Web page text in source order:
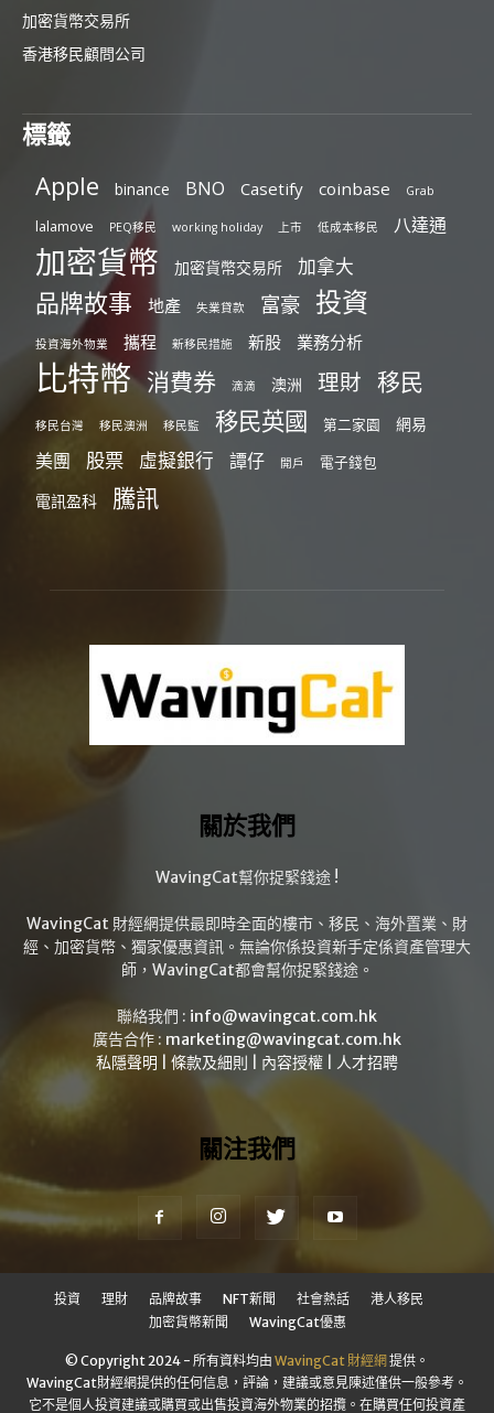
加密貨幣交易所
香港移民顧問公司
標籤
Apple binance BNO Casetify coinbase Grab
lalamove PEQ移民 working holiday 上市 低成本移民 八達通
加密貨幣 加密貨幣交易所 加拿大
品牌故事 地產 失業貸款 富豪 投資
投資海外物業 攜程 新移民措施 新股 業務分析
比特幣 消費券 滴滴 澳洲 理財 移民
移民台灣 移民澳洲 移民監 移民英國 第二家園 網易
美團 股票 虛擬銀行 譚仔 開戶 電子錢包
電訊盈科 騰訊
關於我們
WavingCat幫你捉緊錢途 !
WavingCat 財經網提供最即時全面的樓市、移民、海外置業、財
經、加密貨幣、獨家優惠資訊。無論你係投資新手定係資產管理大
師，WavingCat都會幫你捉緊錢途。
聯絡我們 : info@wavingcat.com.hk
廣告合作 : marketing@wavingcat.com.hk
私隱聲明
條款及細則 內容授權 人才招聘
關注我們
投資 理財 品牌故事 NFT新聞 社會熱話
港人移民
加密貨幣新聞
WavingCat優惠
© Copyright 2024 - 所有資料均由 WavingCat 財經網提供。
WavingCat財經網提供的任何信息，評論，建議或意見陳述僅供一般參考。
它不是個人投資建議或購買或出售投資海外物業的招攬。在購買任何投資產